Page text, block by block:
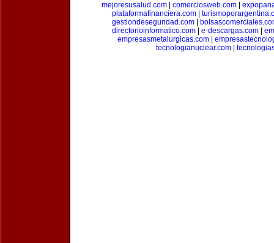
mejoresusalud.com
comerciosweb.com
plataformafinanciera.com
gestiondeseguridad.com
directorioinformatico.com
e-descargas.com
empresasmetalurgicas.com|
tecnologianuclear.com